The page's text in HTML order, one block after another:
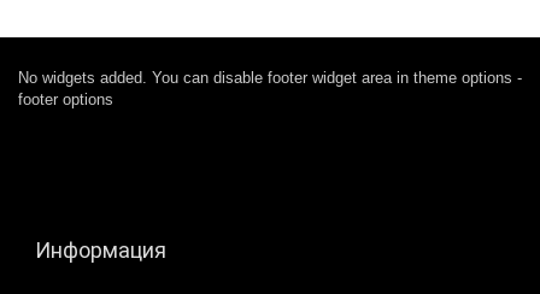
No widgets added. You can disable footer widget area in theme options -
footer options
Информация